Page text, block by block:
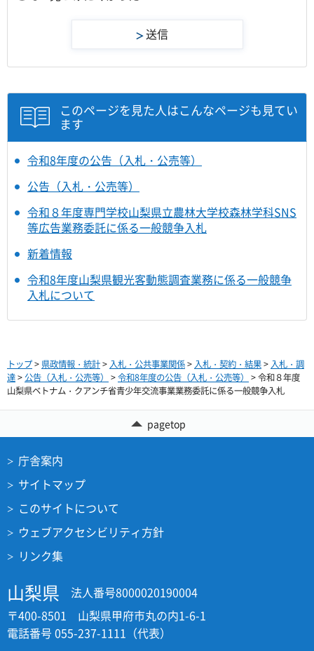
このページを見た人はこんなページも見てい
ます
令和8年度の公告（入札・公売等）
公告（入札・公売等）
令和８年度専門学校山梨県立農林大学校森林学科SNS
等広告業務委託に係る一般競争入札
新着情報
令和8年度山梨県観光客動態調査業務に係る一般競争
入札について
トップ> 県政情報・統計> 入札・公共事業関係> 入札・契約・結果> 入札・調
達>公告（入札・公売等） >令和8年度の公告（入札・公売等）
> 令和８年度
山梨県ベトナム・クアンチ省青少年交流事業業務委託に係る一般競争入札
pagetop
庁舎案内
サイトマップ
このサイトについて
ウェブアクセシビリティ方針
リンク集
山梨県
法人番号8000020190004
〒400-8501 山梨県甲府市丸の内1-6-1
電話番号 055-237-1111（代表）